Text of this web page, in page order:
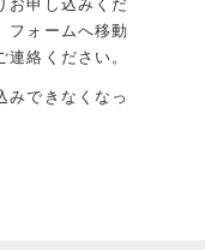
お申し込みくだ
フォームへ移動
絡ください。
みできなくなっ